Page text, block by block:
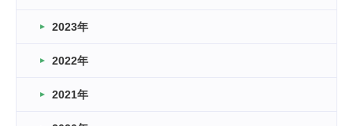
卒業・卒園の季節★
2026.03.11
緑ケ丘体育館
2023年
2022年
2021年